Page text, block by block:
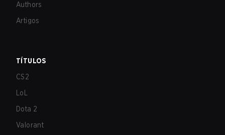
Authors
Artigos
TÍTULOS
CS2
LoL
Dota 2
Valorant